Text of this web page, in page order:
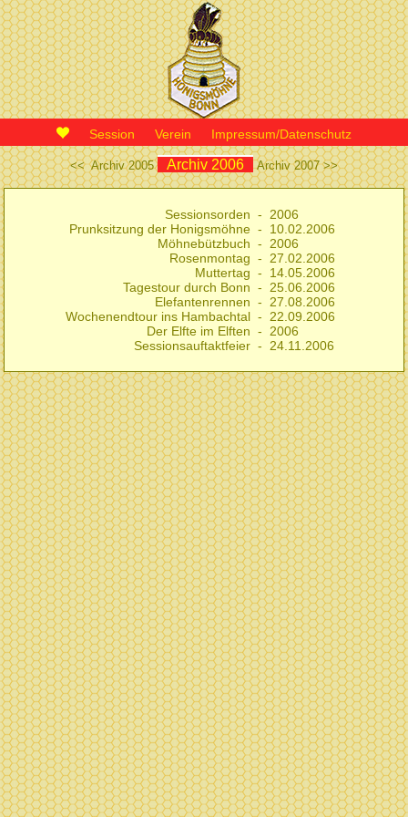
Session Verein Impressum/Datenschutz
<< Archiv 2005 Archiv 2006 Archiv 2007 >>
Sessionsorden - 2006
Prunksitzung der Honigsmöhne- 10.02.2006
Möhnebützbuch - 2006
Rosenmontag - 27.02.2006
Muttertag - 14.05.2006
Tagestour durch Bonn - 25.06.2006
Elefantenrennen - 27.08.2006
Wochenendtour ins Hambachtal- 22.09.2006
Der Elfte im Elften - 2006
Sessionsauftaktfeier- 24.11.2006